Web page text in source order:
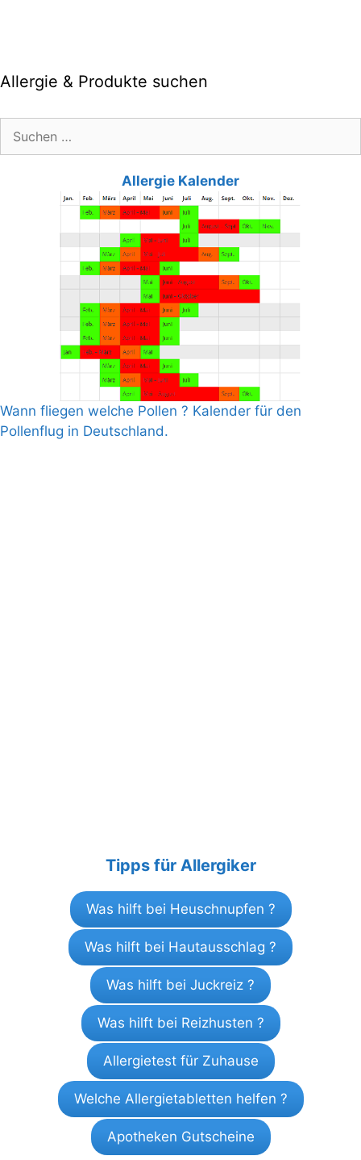
Allergie & Produkte suchen
Allergie Kalender
Wann fliegen welche Pollen ? Kalender für den
Pollenflug in Deutschland.
Tipps für Allergiker
Was hilft bei Heuschnupfen ?
Was hilft bei Hautausschlag ?
Was hilft bei Juckreiz ?
Was hilft bei Reizhusten ?
Allergietest für Zuhause
Welche Allergietabletten helfen ?
Apotheken Gutscheine